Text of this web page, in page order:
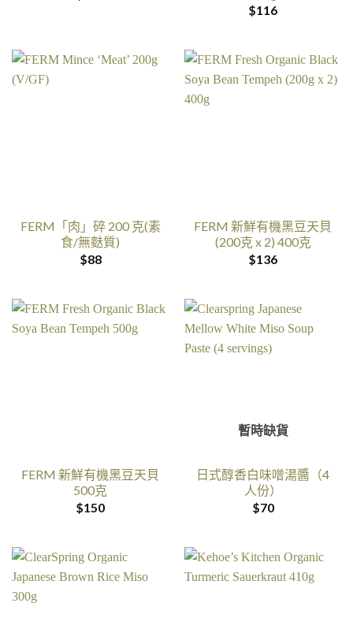
$116
FERM「肉」碎 200 克(素
食/無麩質)
$88
FERM 新鮮有機黑豆天貝
(200克 x 2) 400克
$136
FERM 新鮮有機黑豆天貝
500克
$150
暫時缺貨
日式醇香白味噌湯醬（4
人份）
$70